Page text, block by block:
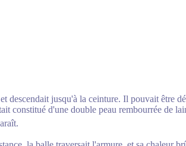
descendait jusqu'à la ceinture. Il pouvait être
constitué d'une double peau rembourrée de